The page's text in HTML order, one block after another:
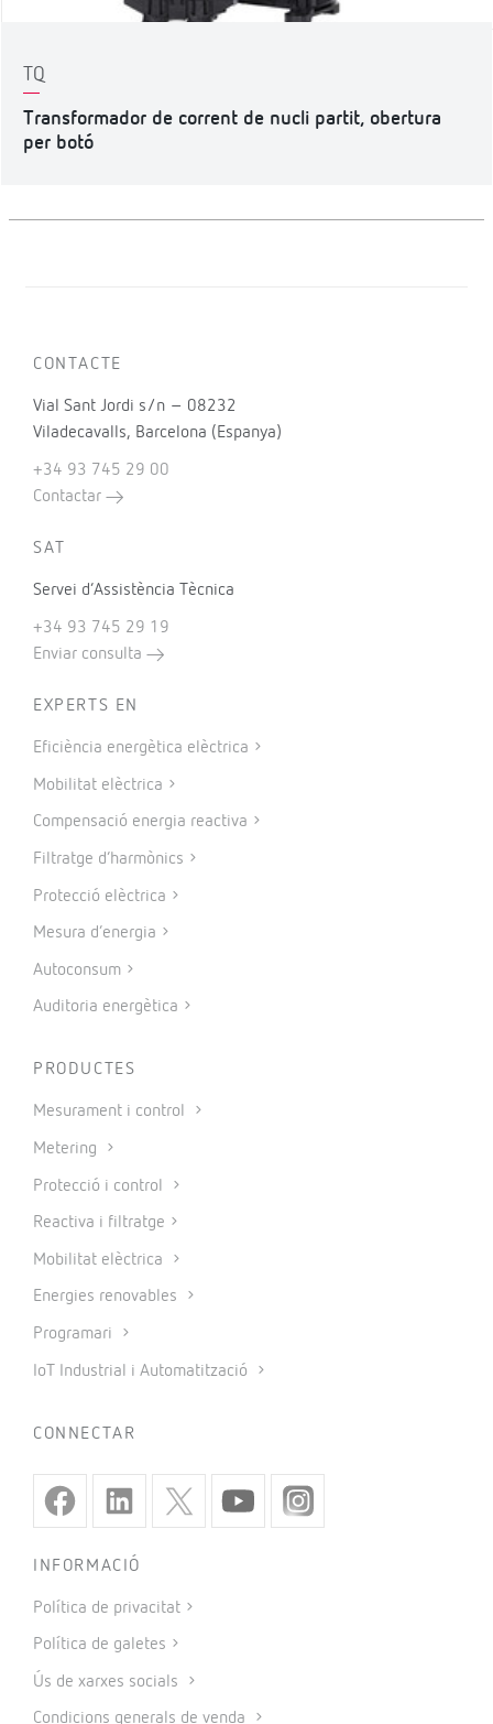
TQ
Transformador de corrent de nucli partit, obertura
per botó
CONTACTE
Vial Sant Jordi s/n – 08232
Viladecavalls, Barcelona (Espanya)
+34 93 745 29 00
Contactar
SAT
Servei d’Assistència Tècnica
+34 93 745 29 19
Enviar consulta
EXPERTS EN
Eficiència energètica elèctrica
Mobilitat elèctrica
Compensació energia reactiva
Filtratge d’harmònics
Protecció elèctrica
Mesura d’energia
Autoconsum
Auditoria energètica
PRODUCTES
Mesurament i control
Metering
Protecció i control
Reactiva i filtratge
Mobilitat elèctrica
Energies renovables
Programari
IoT Industrial i Automatització
CONNECTAR
INFORMACIÓ
Política de privacitat
Política de galetes
Ús de xarxes socials
Condicions generals de venda